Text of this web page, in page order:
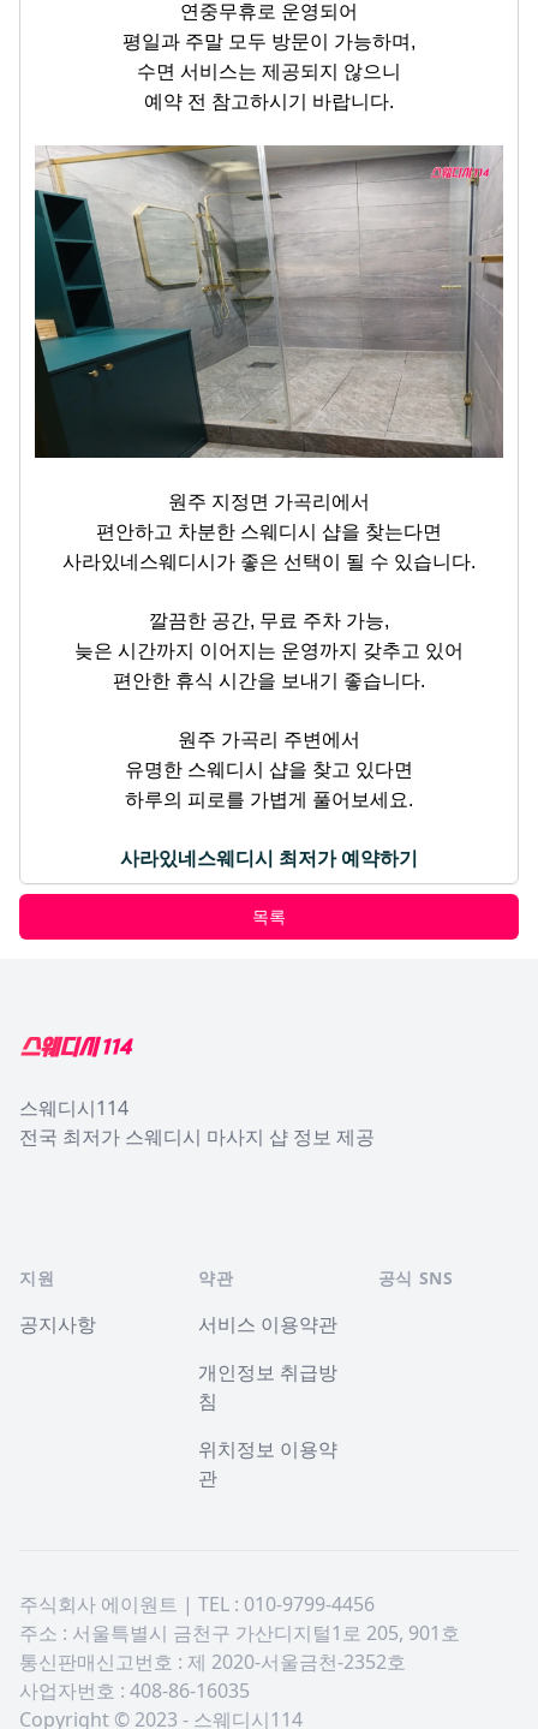
연중무휴로 운영되어
평일과 주말 모두 방문이 가능하며,
수면 서비스는 제공되지 않으니
예약 전 참고하시기 바랍니다.
원주 지정면 가곡리에서
편안하고 차분한 스웨디시 샵을 찾는다면
사라있네스웨디시가 좋은 선택이 될 수 있습니다.
깔끔한 공간, 무료 주차 가능,
늦은 시간까지 이어지는 운영까지 갖추고 있어
편안한 휴식 시간을 보내기 좋습니다.
원주 가곡리 주변에서
유명한 스웨디시 샵을 찾고 있다면
하루의 피로를 가볍게 풀어보세요.
사라있네스웨디시 최저가 예약하기
목록
스웨디시114
전국 최저가 스웨디시 마사지 샵 정보 제공
지원
공지사항
약관
서비스 이용약관
개인정보 취급방
침
위치정보 이용약
관
공식 SNS
주식회사 에이원트 | TEL : 010-9799-4456
주소 : 서울특별시 금천구 가산디지털1로 205, 901호
통신판매신고번호 : 제 2020-서울금천-2352호
사업자번호 : 408-86-16035
Copyright © 2023 - 스웨디시114